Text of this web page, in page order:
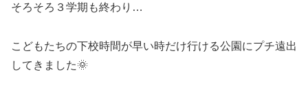
そろそろ３学期も終わり…
こどもたちの下校時間が早い時だけ行ける公園にプチ遠出
してきました🌞